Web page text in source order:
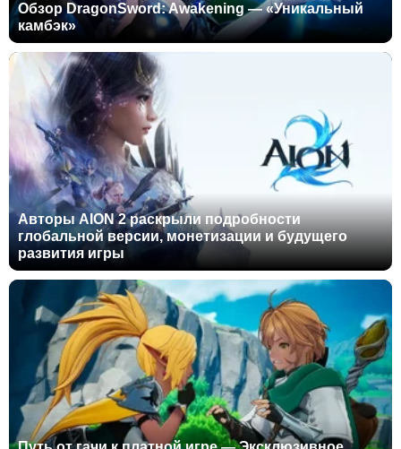
Обзор DragonSword: Awakening — «Уникальный
камбэк»
Авторы AION 2 раскрыли подробности
глобальной версии, монетизации и будущего
развития игры